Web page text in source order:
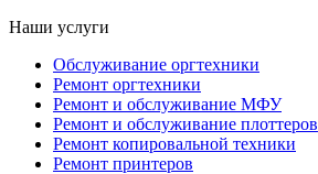
Наши услуги
Обслуживание оргтехники
Ремонт оргтехники
Ремонт и обслуживание МФУ
Ремонт и обслуживание плоттеров
Ремонт копировальной техники
Ремонт принтеров